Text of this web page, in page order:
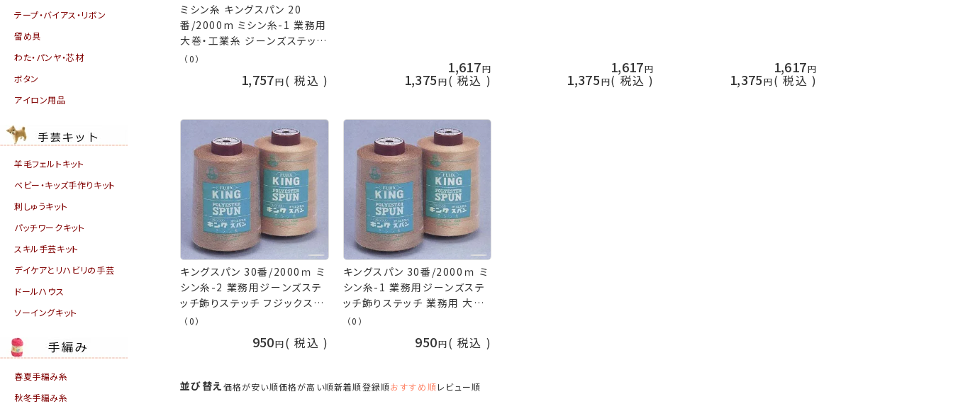
テープ・バイアス・リボン
留め具
わた・パンヤ・芯材
ボタン
アイロン用品
羊毛フェルトキット
ベビー・キッズ手作りキット
刺しゅうキット
パッチワークキット
スキル手芸キット
デイケアとリハビリの手芸
ドールハウス
ソーイングキット
春夏手編み糸
秋冬手編み糸
ミシン糸 キングスパン 20
番/2000m ミシン糸-1 業務用
大巻・工業糸 ジーンズステッチ
フジックス fjx 手芸の山久
（0）
1,757 税込
1,617
1,375 税込
1,617
1,375 税込
1,617
1,375 税込
キングスパン 30番/2000ｍ ミ
シン糸-2 業務用ジーンズステ
ッチ飾りステッチ フジックス
fjx 手芸の山久
（0）
950 税込
キングスパン 30番/2000ｍ ミ
シン糸-1 業務用ジーンズステ
ッチ飾りステッチ 業務用 大巻
フジックス fjx 手芸の山久
（0）
950 税込
並び替え価格が安い順価格が高い順新着順登録順おすすめ順レビュー順